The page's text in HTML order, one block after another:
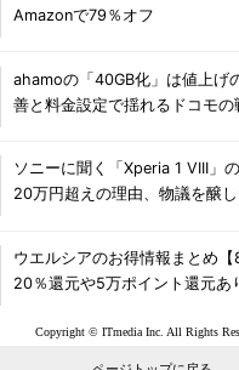
Amazonで79％オフ
ahamoの「40GB化」は値上
善と料金設定で揺れるドコモの
ソニーに聞く「Xperia 1 VIII
20万円超えの理由、物議を醸
ウエルシアのお得情報まとめ
20％還元や5万ポイント還元あ
Copyright © ITmedia Inc. All Rights